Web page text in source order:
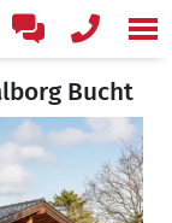
Bucht